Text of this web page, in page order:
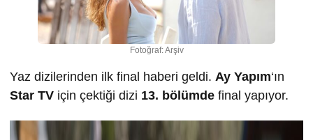
Fotoğraf: Arşiv
Yaz dizilerinden ilk final haberi geldi. Ay Yapım‘ın
Star TV için çektiği dizi 13. bölümde final yapıyor.